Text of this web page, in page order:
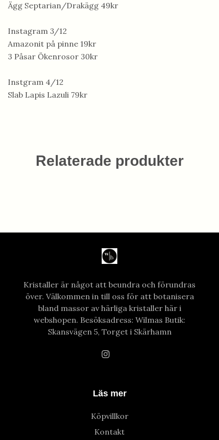
Ägg Septarian/Drakägg 49kr
Instagram 3/12
Amazonit på pinne 19kr
3 Påsar Ökenrosor 30kr
Instgram 4/12
Slab Lapis Lazuli 79kr
Relaterade produkter
Kristaller är något att beundra och förundras
över. Välkommen in till oss för att botanisera
bland massor av härliga kristaller här i
webshopen. Besöksadress: Wilmas Butik:
Skansvägen 5, Torget i Skärhamn
Läs mer
Köpvillkor
Kontakt